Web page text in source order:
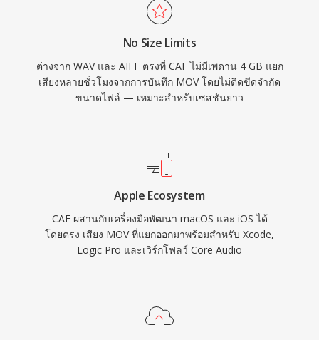
ความอเนกประสงค์และขนาด CAF เป็นตัวเลือกที่มี
No Size Limits
ต่างจาก WAV และ AIFF ตรงที่ CAF ไม่มีเพดาน 4 GB แยก
เสียงหลายชั่วโมงจากการบันทึก MOV โดยไม่ติดขีดจำกัด
ขนาดไฟล์ — เหมาะสำหรับเซสชันยาว
Apple Ecosystem
CAF ผสานกับเครื่องมือพัฒนา macOS และ iOS ได้
โดยตรง เสียง MOV ที่แยกออกมาพร้อมสำหรับ Xcode,
Logic Pro และเวิร์กโฟลว์ Core Audio